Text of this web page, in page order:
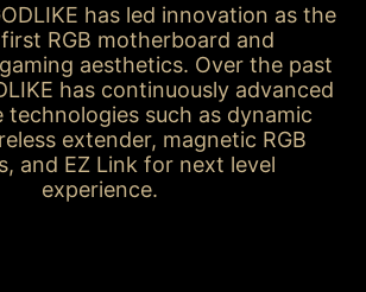
has led innovation as the
first RGB motherboard and
aesthetics. Over the past
has continuously advanced
technologies such as dynamic
extender, magnetic RGB
and EZ Link for next level
experience.